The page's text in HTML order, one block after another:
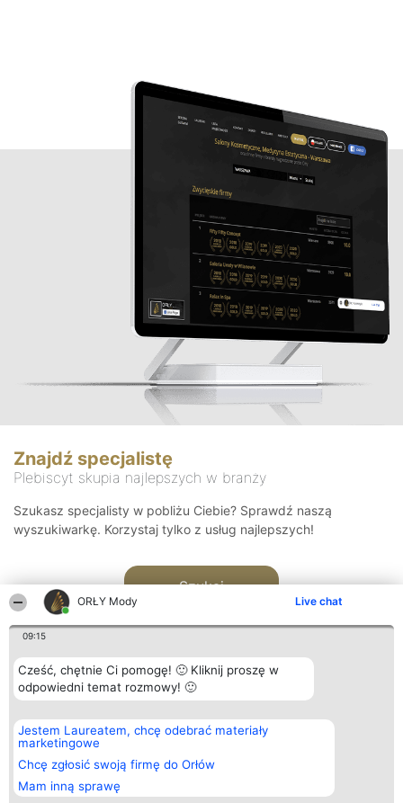
ORŁY Mody Live chat
09:15
Cześć, chętnie Ci pomogę! 🙂 Kliknij proszę w
odpowiedni temat rozmowy! 🙂
Jestem Laureatem, chcę odebrać materiały
marketingowe
Chcę zgłosić swoją firmę do Orłów
Mam inną sprawę
Znajdź specjalistę
Plebiscyt skupia najlepszych w branży
Szukasz specjalisty w pobliżu Ciebie? Sprawdź naszą
wyszukiwarkę. Korzystaj tylko z usług najlepszych!
Szukaj
Organizator plebiscytu
Bright Side Solutions sp. z o.
o. sp. k.
ul. Ruska 22
Wrocław 50-079
KRS 0000749100 | Regon
381313360 | NIP 8943132676
Plebiscyt
Laureaci
wszystkich
Laureatów
Regulamin
Kontakt
Kontakt